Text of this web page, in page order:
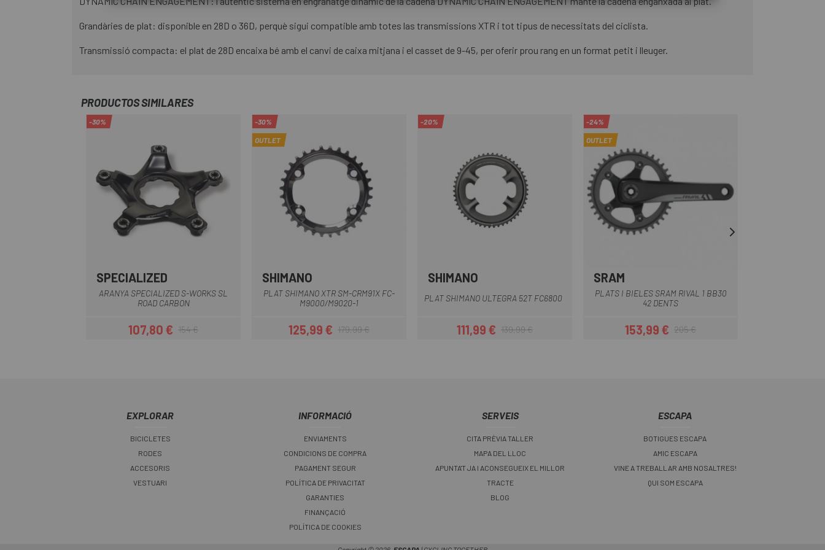
Grandàries de plat: disponible en 28D o 36D, perquè sigui compatible amb totes las transmissions XTR i tot tipus de necessitats del ciclista.
Transmissió compacta: el plat de 28D encaixa bé amb el canvi de caixa mitjana i el casset de 9-45, per oferir prou rang en un format petit i lleuger.
PRODUCTOS SIMILARES
Multi
-30%
SPECIALIZED
ARANYA SPECIALIZED S-WORKS SL
ROAD CARBON
Preu
107,80 €Preu regular
154 €
-30%
OUTLET
SHIMANO
PLAT SHIMANO XTR SM-CRM91X FC-
M9000/M9020-1
Preu
125,99 €Preu regular
179,99 €
-20%
SHIMANO
PLAT SHIMANO ULTEGRA 52T FC6800
Preu
111,99 €Preu regular
139,99 €
-24%
OUTLET
SRAM
PLATS I BIELES SRAM RIVAL 1 BB30
42 DENTS
Preu
153,99 €Preu regular
205 €
EXPLORAR
BICICLETES
RODES
ACCESORIS
VESTUARI
INFORMACIÓ
ENVIAMENTS
CONDICIONS DE COMPRA
PAGAMENT SEGUR
POLÍTICA DE PRIVACITAT
GARANTIES
FINANÇACIÓ
POLÍTICA DE COOKIES
SERVEIS
CITA PRÈVIA TALLER
MAPA DEL LLOC
APUNTA'T JA I ACONSEGUEIX EL MILLOR
TRACTE
BLOG
ESCAPA
BOTIGUES ESCAPA
AMIC ESCAPA
VINE A TREBALLAR AMB NOSALTRES!
QUI SOM ESCAPA